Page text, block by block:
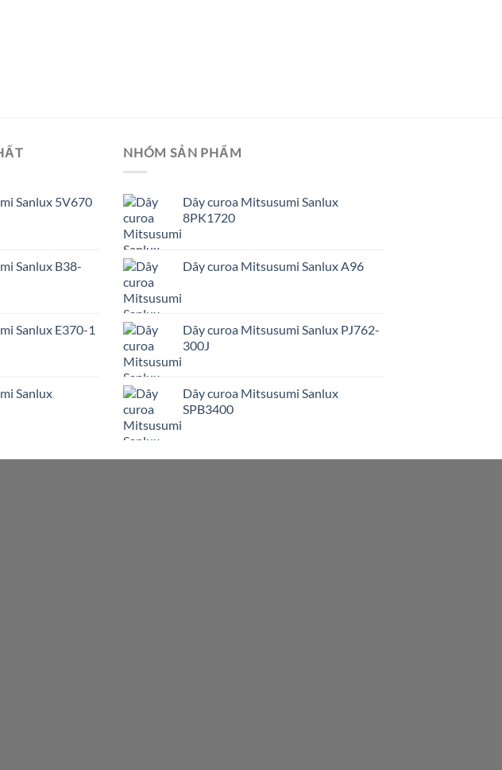
Sanlux 5V670
Sanlux B38-
Sanlux E370-1
Sanlux
NHÓM SẢN PHẨM
Dây curoa Mitsusumi Sanlux
8PK1720
Dây curoa Mitsusumi Sanlux A96
Dây curoa Mitsusumi Sanlux PJ762-
300J
Dây curoa Mitsusumi Sanlux
SPB3400